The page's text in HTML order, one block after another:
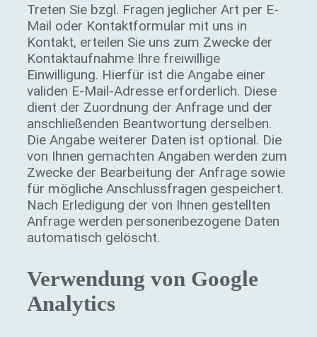
Treten Sie bzgl. Fragen jeglicher Art per E-
Mail oder Kontaktformular mit uns in
Kontakt, erteilen Sie uns zum Zwecke der
Kontaktaufnahme Ihre freiwillige
Einwilligung. Hierfür ist die Angabe einer
validen E-Mail-Adresse erforderlich. Diese
dient der Zuordnung der Anfrage und der
anschließenden Beantwortung derselben.
Die Angabe weiterer Daten ist optional. Die
von Ihnen gemachten Angaben werden zum
Zwecke der Bearbeitung der Anfrage sowie
für mögliche Anschlussfragen gespeichert.
Nach Erledigung der von Ihnen gestellten
Anfrage werden personenbezogene Daten
automatisch gelöscht.
Verwendung von Google
Analytics